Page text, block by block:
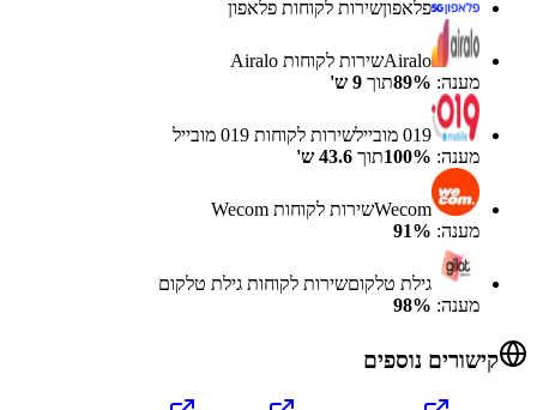
פלאפוןשירות לקוחות פלאפון
Airaloשירות לקוחות Airalo
מענה:
89% תוך 9 ש'
019 מובייל שירות לקוחות 019 מובייל
מענה:
100% תוך 43.6 ש'
Wecomשירות לקוחות Wecom
מענה:
91%
גילת טלקוםשירות לקוחות גילת טלקום
מענה:
98%
קישורים נוספים